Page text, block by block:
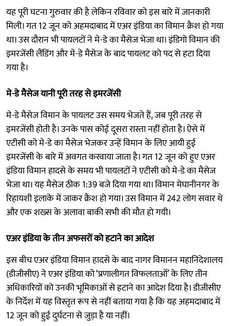
यह पूरी घटना गुरुवार की है लेकिन रविवार को इस बारे में जानकारी
मिली। गत 12 जून को अहमदाबाद में एअर इंडिया का विमान क्रैश हो गया
था। उस दौरान भी पायलटों ने मे-डे का मैसेज भेजा था। इंडिगो विमान की
इमरजेंसी लैंडिंग और मे-डे मैसेज के बाद पायलट को पद से हटा दिया
गया है।
मे-डे मैसेज यानी पूरी तरह से इमरजेंसी
मे-डे मैसेज विमान के पायलट उस समय भेजते हैं, जब पूरी तरह से
इमरजेंसी होती है। उनके पास कोई दूसरा रास्ता नहीं होता है। ऐसे में
एटीसी को मे-डे का मैसेज भेजकर उन्हें विमान के लिए आयी हुई
इमरजेंसी के बारे में अवगत करवाया जाता है। गत 12 जून को हुए एअर
इंडिया विमान हादसे के समय भी पायलटों ने एटीसी को मे-डे का मैसेज
भेजा था। यह मैसेज ठीक 1:39 बजे दिया गया था। विमान मेघानीनगर के
रिहायशी इलाके में जाकर क्रैश हो गया। उस विमान में 242 लोग सवार थे
और एक शख्स के अलावा बाकी सभी की मौत हो गयी।
एअर इंडिया के तीन अफसराें को हटाने का आदेश
इस बीच एअर इंडिया विमान हादसे के बाद नागर विमानन महानिदेशालय
(डीजीसीए) ने एअर इंडिया को ‘प्रणालीगत विफलताओं’ के लिए तीन
अधिकारियों को उनकी भूमिकाओं से हटाने का आदेश दिया है। डीजीसीए
के निर्देश में यह विस्तृत रूप से नहीं बताया गया है कि यह अहमदाबाद में
12 जून को हुई दुर्घटना से जुड़ा है या नहीं।